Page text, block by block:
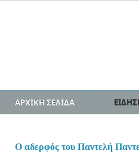
ΑΡΧΙΚΗ ΣΕΛΙΔΑ
Ο αδερφός του Παντελή